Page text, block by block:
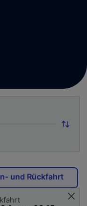
und Rückfahrt